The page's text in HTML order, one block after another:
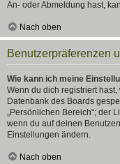
An- oder Abmeldung hast,
Nach oben
Benutzerpräferenzen
Wie kann ich meine
Wenn du dich registriert
Datenbank des Boards
„Persönlichen Bereich“; der
wenn du auf deinen
Einstellungen ändern.
Nach oben